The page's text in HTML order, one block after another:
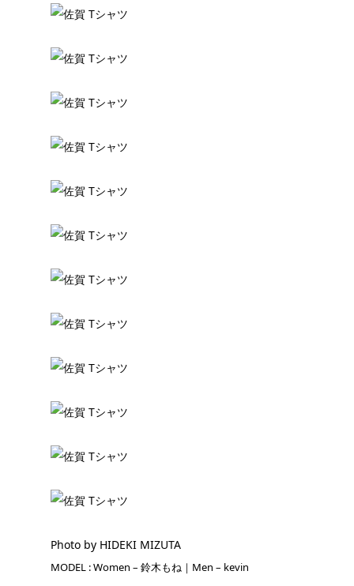
Photo by HIDEKI MIZUTA
MODEL : Women – 鈴木もね｜Men – kevin